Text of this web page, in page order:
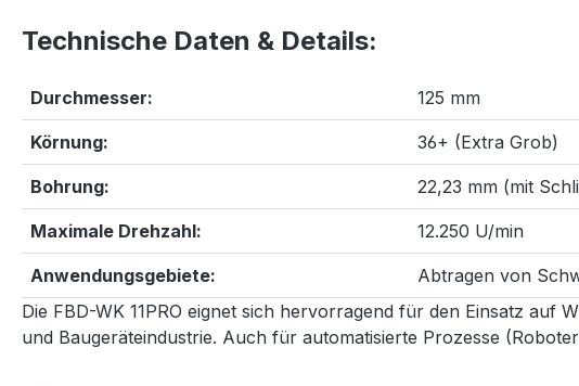
Technische Daten & Details:
Durchmesser: 125 mm
Körnung: 36+ (Extra Grob)
Bohrung: 22,23 mm (mit
Maximale Drehzahl: 12.250 U/min
Anwendungsgebiete:
Abtragen von
Die FBD-WK 11PRO eignet sich hervorragend für den Einsatz
und Baugeräteindustrie. Auch für automatisierte Prozesse